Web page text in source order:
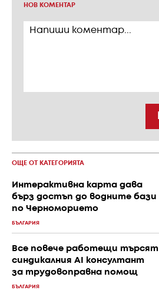
НОВ КОМЕНТАР
ОЩЕ ОТ КАТЕГОРИЯТА
Интерактивна карта дава
бърз достъп до водните бази
по Черноморието
БЪЛГАРИЯ
Все повече работещи търсят
синдикалния AI консултант
за трудовоправна помощ
БЪЛГАРИЯ